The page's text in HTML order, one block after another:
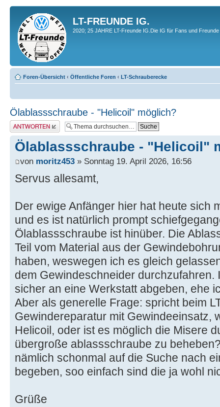
LT-FREUNDE IG.
2020; 25 JAHRE LT-Freunde IG.Die IG für Fans und
Foren-Übersicht ‹ Öffentliche Foren ‹ LT-Schrauberecke
Ölablassschraube - "Helicoil" möglich?
Antwort erstellen
Ölablassschraube - "Helicoil"
von moritz453 » Sonntag 19. April 2026, 16:56
Servus allesamt,
Der ewige Anfänger hier hat heute sich
und es ist natürlich prompt
Ölablassschraube ist hinüber. Die
Teil vom Material aus der
haben, weswegen ich es gleich
dem Gewindeschneider durchzufahren.
sicher an eine Werkstatt abgeben, ehe
Aber als generelle Frage: spricht beim
Gewindereparatur mit Gewindeeinsatz,
Helicoil, oder ist es möglich die Misere
übergroße ablassschraube zu
nämlich schonmal auf die Suche nach
begeben, soo einfach sind die ja wohl
Grüße